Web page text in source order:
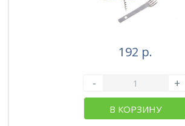
192 р.
- +
В КОРЗИНУ